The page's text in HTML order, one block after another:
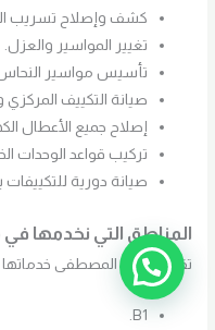
كشف وإصلاح تسريب
تغيير المواسير والعزل.
تأسيس مواسير
صيانة التكييف المركزي
إصلاح جميع الأعطال
تركيب قواعد الوحدات
صيانة دورية
المناطق التي نخدمها في
تقدم شركة المصطفى خدماتها
B1.